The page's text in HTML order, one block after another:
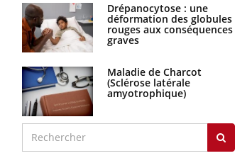
Drépanocytose : une
déformation des globules
rouges aux conséquences
graves
Maladie de Charcot
(Sclérose latérale
amyotrophique)